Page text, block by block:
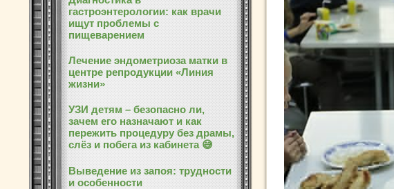
гастроэнтерологии: как врачи
ищут проблемы с
пищеварением
Лечение эндометриоза матки в
центре репродукции «Линия
жизни»
УЗИ детям – безопасно ли,
зачем его назначают и как
пережить процедуру без драмы,
слёз и побега из кабинета 😅
Выведение из запоя: трудности
и особенности